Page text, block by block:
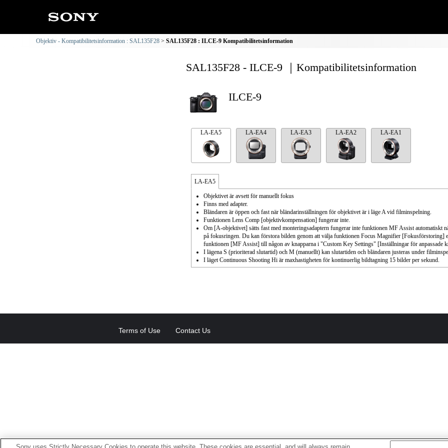
Objektiv - Kompatibilitetsinformation : SAL135F28 SAL135F28 : ILCE-9 Kompatibilitetsinformation
SAL135F28 - ILCE-9 ｜Kompatibilitetsinformation
ILCE-9
LA-EA5 LA-EA4 LA-EA3 LA-EA2 LA-EA1
LA-EA5
Objektivet är avsett för manuellt fokus
Finns med adapter.
Bländaren är öppen och fast när bländarinställningen för objektivet är i läge A vid filminspelning.
Funktionen Lens Comp [objektivkompensation] fungerar inte.
Om [A-objektivet] sätts fast med monteringsadaptern fungerar inte funktionen MF Assist automatiskt
på fokusringen. Du kan förstora bilden genom att välja funktionen Focus Magnifier [Fokusförstoring]
funktionen [MF Assist] till någon av knapparna i "Custom Key Settings" [Inställningar för anpassade
I lägena S (prioriterad slutartid) och M (manuellt) kan slutartiden och bländaren justeras under
I läget Continuous Shooting Hi är maxhastigheten för kontinuerlig bildtagning 15 bilder per sekund.
Terms of Use Contact Us